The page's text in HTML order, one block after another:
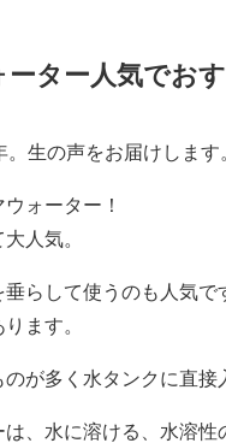
ター人気でおす
生の声をお届けします
ォーター！
人気。
らして使うのも人気
ます。
が多く水タンクに直接
、水に溶ける、水溶